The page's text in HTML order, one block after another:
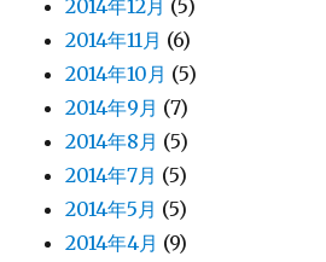
2014年12月 (5)
2014年11月 (6)
2014年10月 (5)
2014年9月 (7)
2014年8月 (5)
2014年7月 (5)
2014年5月 (5)
2014年4月 (9)